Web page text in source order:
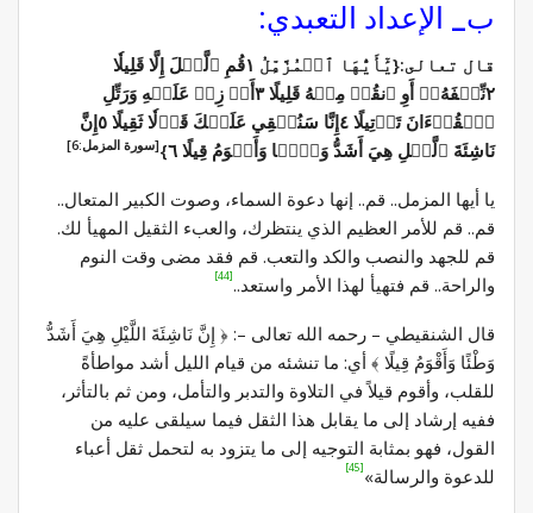
ب_ الإعداد التعبدي:
قال تعالى:{يَٰٓأَيُّهَا ٱلۡمُزَّمِّلُ ١قُمِ ٱلَّيۡلَ إِلَّا قَلِيلٗا
٢نِّصۡفَهُۥٓ أَوِ ٱنقُصۡ مِنۡهُ قَلِيلًا ٣أَوۡ زِدۡ عَلَيۡهِ وَرَتِّلِ
ٱلۡقُرۡءَانَ تَرۡتِيلًا ٤إِنَّا سَنُلۡقِي عَلَيۡكَ قَوۡلٗا ثَقِيلًا ٥إِنَّ
نَاشِئَةَ ٱلَّيۡلِ هِيَ أَشَدُّ وَطۡ‍ٔٗا وَأَقۡوَمُ قِيلًا ٦}
[سورة المزمل:6]
يا أيها المزمل.. قم.. إنها دعوة السماء، وصوت الكبير المتعال..
قم.. قم للأمر العظيم الذي ينتظرك، والعبء الثقيل المهيأ لك.
قم للجهد والنصب والكد والتعب. قم فقد مضى وقت النوم
والراحة.. قم فتهيأ لهذا الأمر واستعد..[44]
قال الشنقيطي – رحمه الله تعالى –: ﴿ إِنَّ نَاشِئَةَ اللَّيْلِ هِيَ أَشَدُّ
وَطْئًا وَأَقْوَمُ قِيلًا ﴾ أي: ما تنشئه من قيام الليل أشد مواطأةً
للقلب، وأقوم قيلاً في التلاوة والتدبر والتأمل، ومن ثم بالتأثر،
ففيه إرشاد إلى ما يقابل هذا الثقل فيما سيلقى عليه من
القول، فهو بمثابة التوجيه إلى ما يتزود به لتحمل ثقل أعباء
للدعوة والرسالة»[45]